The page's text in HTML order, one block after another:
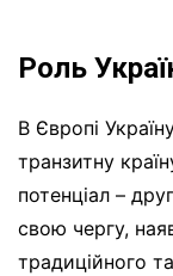
Роль
В Європі
транзитну
потенціал –
свою чергу,
традиційного